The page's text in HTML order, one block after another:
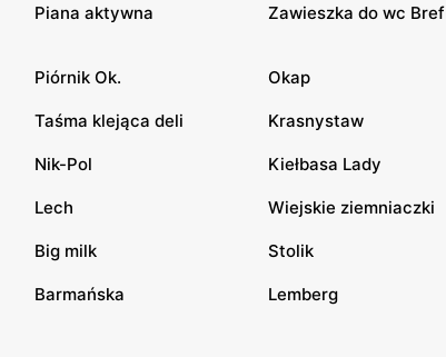
Piana aktywna Zawieszka do wc Bref
Piórnik Ok. Okap
Taśma klejąca deli Krasnystaw
Nik-Pol Kiełbasa Lady
Lech Wiejskie ziemniaczki
Big milk Stolik
Barmańska Lemberg